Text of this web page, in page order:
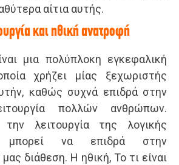
αίτια αυτής.
και ηθική ανατροφή
μια πολύπλοκη εγκεφαλική
χρήζει μίας ξεχωριστής
καθώς συχνά επιδρά στην
πολλών ανθρώπων.
την λειτουργία της λογικής
να επιδρά στην
διάθεση. Η ηθική, Το τι είναι